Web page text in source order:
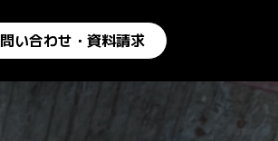
い合わせ・資料請求